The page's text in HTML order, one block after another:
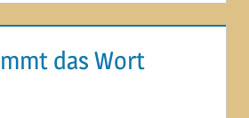
das Wort